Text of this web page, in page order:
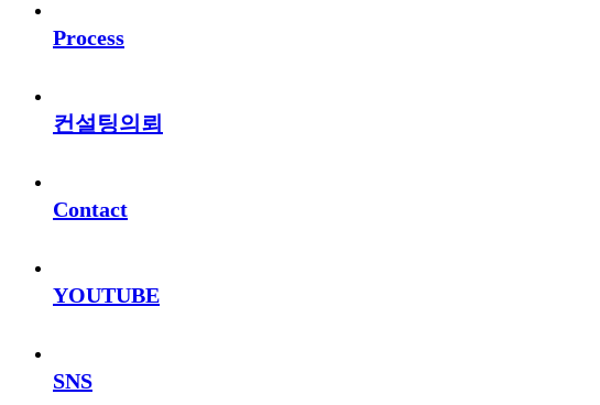
Process
컨설팅의뢰
Contact
YOUTUBE
SNS